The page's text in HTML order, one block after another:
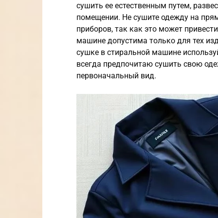
сушить ее естественным путем,
помещении. Не сушите одежду на
приборов, так как это может
машине допустима только для тех
сушке в стиральной машине
всегда предпочитаю сушить свою
первоначальный вид.